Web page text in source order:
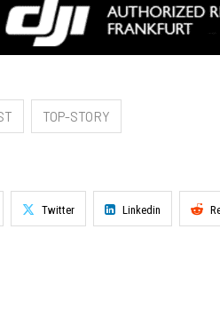
TOP-STORY
Twitter Linkedin